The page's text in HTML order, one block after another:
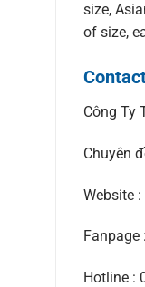
size,
of size,
Công Ty
Chuyên
Website :
Fanpage :
Hotline :